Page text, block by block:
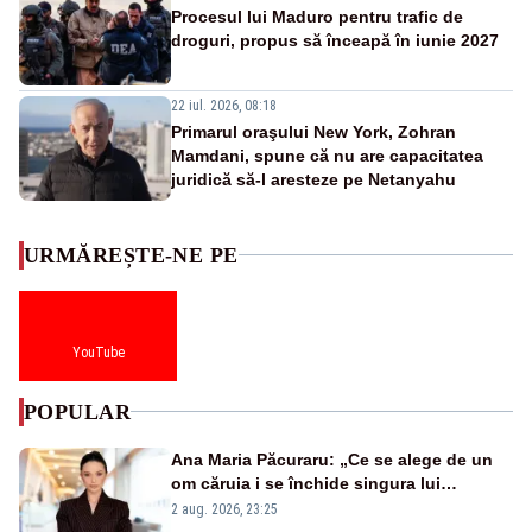
Procesul lui Maduro pentru trafic de
droguri, propus să înceapă în iunie 2027
22 iul. 2026, 08:18
Primarul oraşului New York, Zohran
Mamdani, spune că nu are capacitatea
juridică să-l aresteze pe Netanyahu
URMĂREȘTE-NE PE
YouTube
POPULAR
Ana Maria Păcuraru: „Ce se alege de un
om căruia i se închide singura lui
portiță?”
2 aug. 2026, 23:25